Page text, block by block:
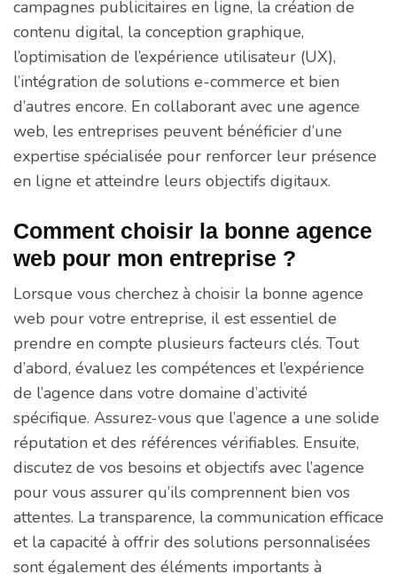
campagnes publicitaires en ligne, la création de
contenu digital, la conception graphique,
l’optimisation de l’expérience utilisateur (UX),
l’intégration de solutions e-commerce et bien
d’autres encore. En collaborant avec une agence
web, les entreprises peuvent bénéficier d’une
expertise spécialisée pour renforcer leur présence
en ligne et atteindre leurs objectifs digitaux.
Comment choisir la bonne agence
web pour mon entreprise ?
Lorsque vous cherchez à choisir la bonne agence
web pour votre entreprise, il est essentiel de
prendre en compte plusieurs facteurs clés. Tout
d’abord, évaluez les compétences et l’expérience
de l’agence dans votre domaine d’activité
spécifique. Assurez-vous que l’agence a une solide
réputation et des références vérifiables. Ensuite,
discutez de vos besoins et objectifs avec l’agence
pour vous assurer qu’ils comprennent bien vos
attentes. La transparence, la communication efficace
et la capacité à offrir des solutions personnalisées
sont également des éléments importants à